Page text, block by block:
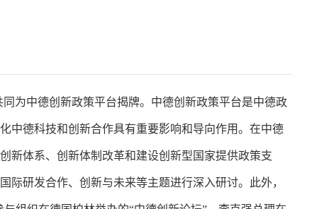
为中德创新政策平台揭牌。中德创新政策平台是中德政
中德科技和创新合作具有重要影响和导向作用。在中德
新体系、创新体制改革和建设创新型国家提供政策支
研发合作、创新与未来等主题进行深入研讨。此外，